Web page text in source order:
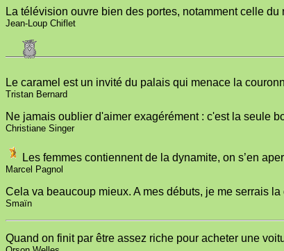
La télévision ouvre bien des portes, notamment celle du
Jean-Loup Chiflet
Le caramel est un invité du palais qui menace la
Tristan Bernard
Ne jamais oublier d'aimer exagérément : c'est la seule
Christiane Singer
Les femmes contiennent de la dynamite, on s’en
Marcel Pagnol
Cela va beaucoup mieux. A mes débuts, je me serrais
Smaïn
Quand on finit par être assez riche pour acheter une